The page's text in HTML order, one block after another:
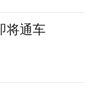
将通车